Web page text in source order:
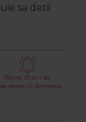
sa detii
Peste 29 ani de
in domeniu